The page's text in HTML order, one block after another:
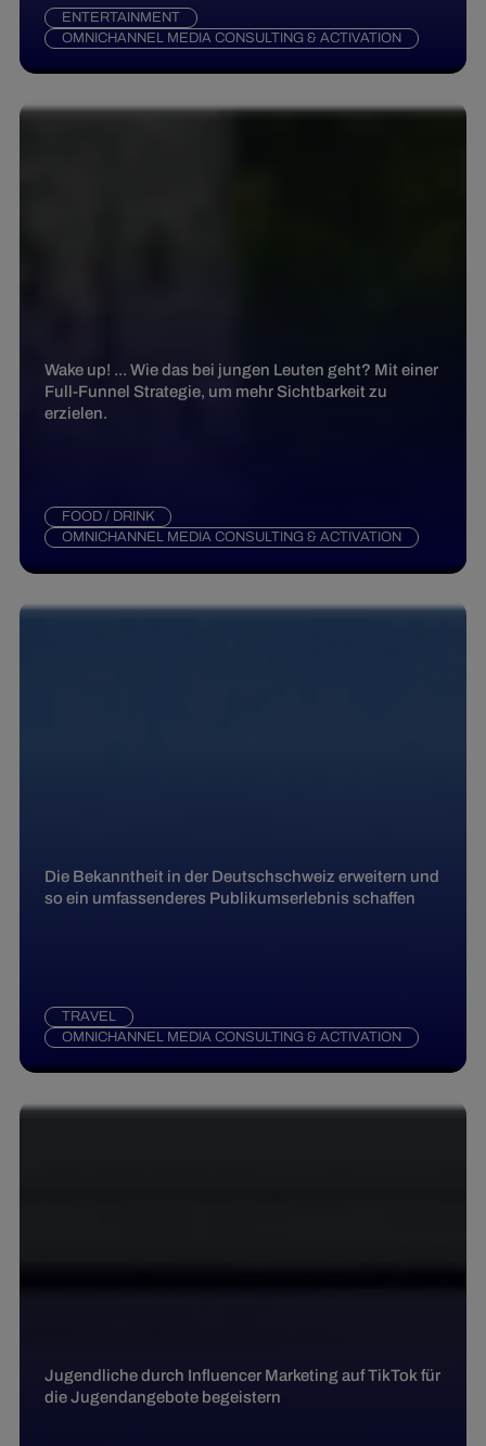
ENTERTAINMENT
OMNICHANNEL MEDIA CONSULTING & ACTIVATION
Wake up! ... Wie das bei jungen Leuten geht? Mit einer
Full-Funnel Strategie, um mehr Sichtbarkeit zu
erzielen.
FOOD / DRINK
OMNICHANNEL MEDIA CONSULTING & ACTIVATION
Die Bekanntheit in der Deutschschweiz erweitern und
so ein umfassenderes Publikumserlebnis schaffen
TRAVEL
OMNICHANNEL MEDIA CONSULTING & ACTIVATION
Jugendliche durch Influencer Marketing auf TikTok für
die Jugendangebote begeistern